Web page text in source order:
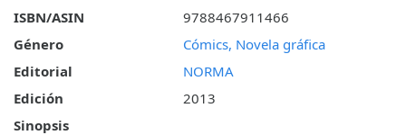
ISBN/ASIN
9788467911466
Género
Cómics, Novela gráfica
Editorial
NORMA
Edición
2013
Sinopsis